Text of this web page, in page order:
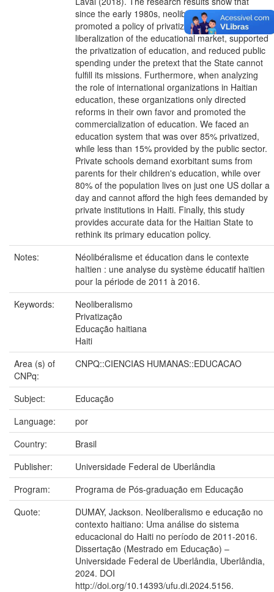
since the early 1980s, neoliberalism has
promoted a policy of privatization of public goods,
liberalization of the educational market, supported
the privatization of education, and reduced public
spending under the pretext that the State cannot
fulfill its missions. Furthermore, when analyzing
the role of international organizations in Haitian
education, these organizations only directed
reforms in their own favor and promoted the
commercialization of education. We faced an
education system that was over 85% privatized,
while less than 15% provided by the public sector.
Private schools demand exorbitant sums from
parents for their children's education, while over
80% of the population lives on just one US dollar a
day and cannot afford the high fees demanded by
private institutions in Haiti. Finally, this study
provides accurate data for the Haitian State to
rethink its primary education policy.
Notes:
Néolibéralisme et éducation dans le contexte
haïtien : une analyse du système éducatif haïtien
pour la période de 2011 à 2016.
Keywords:
Neoliberalismo
Privatização
Educação haitiana
Haiti
Area (s) of
CNPq:
CNPQ::CIENCIAS HUMANAS::EDUCACAO
Subject:
Educação
Language:
por
Country:
Brasil
Publisher:
Universidade Federal de Uberlândia
Program:
Programa de Pós-graduação em Educação
Quote:
DUMAY, Jackson. Neoliberalismo e educação no
contexto haitiano: Uma análise do sistema
educacional do Haiti no período de 2011-2016.
Dissertação (Mestrado em Educação) –
Universidade Federal de Uberlândia, Uberlândia,
2024. DOI
http://doi.org/10.14393/ufu.di.2024.5156.